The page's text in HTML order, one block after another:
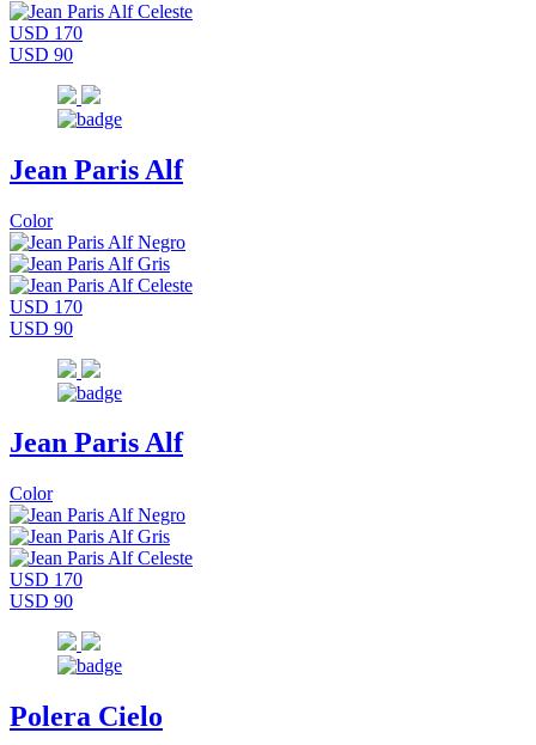
USD 170
USD 90
Jean Paris Alf
Color
USD 170
USD 90
Jean Paris Alf
Color
USD 170
USD 90
Polera Cielo